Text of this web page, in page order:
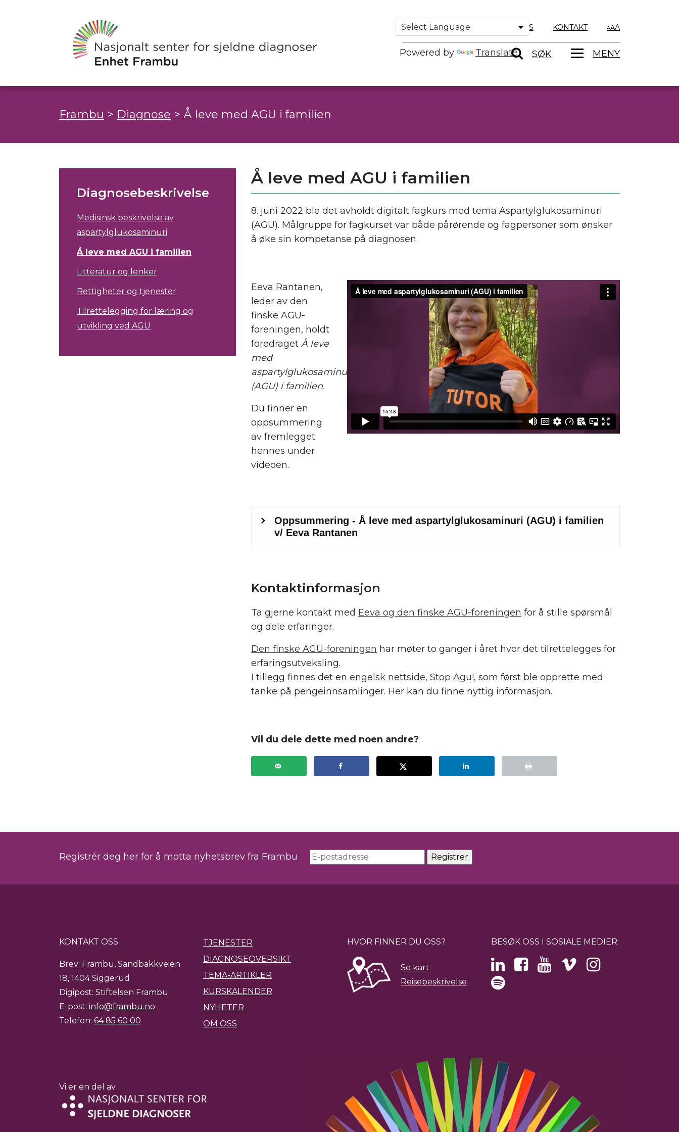
Powered by Translate
OM OSS KONTAKT A
SØK MENY
Frambu > Diagnose > Å leve med AGU i familien
Diagnosebeskrivelse
Medisinsk beskrivelse av
aspartylglukosaminuri
Å leve med AGU i familien
Litteratur og lenker
Rettigheter og tjenester
Tilrettelegging for læring og
utvikling ved AGU
Å leve med AGU i familien
8. juni 2022 ble det avholdt digitalt fagkurs med tema Aspartylglukosaminuri
(AGU). Målgruppe for fagkurset var både pårørende og fagpersoner som ønsker
å øke sin kompetanse på diagnosen.
Eeva Rantanen,
leder av den
finske AGU-
foreningen, holdt
foredraget Å leve
med
aspartylglukosaminuri
(AGU) i familien.
Du finner en
oppsummering
av fremlegget
hennes under
videoen.
Kontaktinformasjon
Ta gjerne kontakt med Eeva og den finske AGU-foreningen for å stille spørsmål
og dele erfaringer.
Den finske AGU-foreningen har møter to ganger i året hvor det tilrettelegges for
erfaringsutveksling.
I tillegg finnes det en engelsk nettside, Stop Agu!, som først ble opprette med
tanke på pengeinnsamlinger. Her kan du finne nyttig informasjon.
Vil du dele dette med noen andre?
Registrér deg her for å motta nyhetsbrev fra Frambu
KONTAKT OSS
Brev: Frambu, Sandbakkveien
18, 1404 Siggerud
Digipost: Stiftelsen Frambu
E-post: info@frambu.no
Telefon: 64 85 60 00
TJENESTER
DIAGNOSEOVERSIKT
TEMA-ARTIKLER
KURSKALENDER
NYHETER
OM OSS
HVOR FINNER DU OSS?
Se kart
Reisebeskrivelse
BESØK OSS I SOSIALE MEDIER:
Vi er en del av